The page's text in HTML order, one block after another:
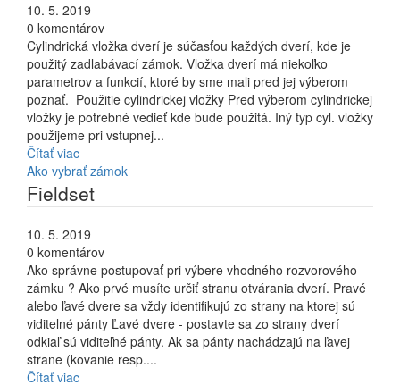
10. 5. 2019
0 komentárov
Cylindrická vložka dverí je súčasťou každých dverí, kde je
použitý zadlabávací zámok. Vložka dverí má niekoľko
parametrov a funkcií, ktoré by sme mali pred jej výberom
poznať. Použitie cylindrickej vložky Pred výberom cylindrickej
vložky je potrebné vedieť kde bude použitá. Iný typ cyl. vložky
použijeme pri vstupnej...
Čítať viac
Ako vybrať zámok
Fieldset
10. 5. 2019
0 komentárov
Ako správne postupovať pri výbere vhodného rozvorového
zámku ? Ako prvé musíte určiť stranu otvárania dverí. Pravé
alebo ľavé dvere sa vždy identifikujú zo strany na ktorej sú
viditelné pánty Ľavé dvere - postavte sa zo strany dverí
odkiaľ sú viditeľné pánty. Ak sa pánty nachádzajú na ľavej
strane (kovanie resp....
Čítať viac